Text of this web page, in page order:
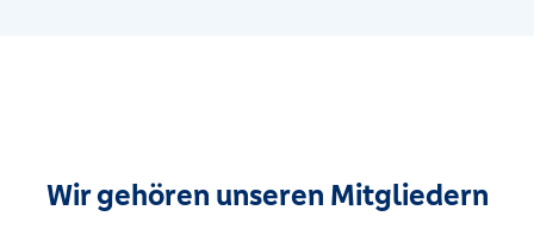
Wir gehören unseren Mitgliedern